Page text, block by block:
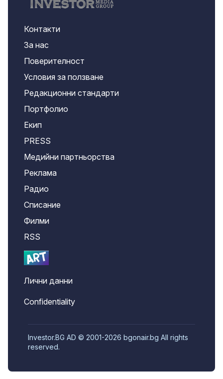
Контакти
За нас
Поверителност
Условия за ползване
Редакционни стандарти
Портфолио
Екип
PRESS
Медийни партньорства
Реклама
Радио
Списание
Филми
RSS
Лични данни
Confidentiality
Investor.BG AD © 2001-2026 bgonair.bg All rights
reserved.